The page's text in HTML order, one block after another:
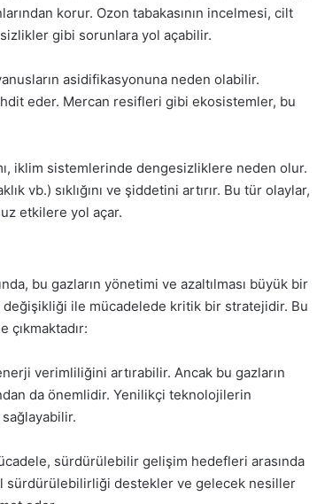
korur. Ozon tabakasının incelmesi, cilt
gibi sorunlara yol açabilir.
asidifikasyonuna neden olabilir.
eder. Mercan resifleri gibi ekosistemler, bu
iklim sistemlerinde dengesizliklere neden olur.
vb.) sıklığını ve şiddetini artırır. Bu tür olaylar,
etkilere yol açar.
bu gazların yönetimi ve azaltılması büyük bir
değişikliği ile mücadelede kritik bir stratejidir. Bu
çıkmaktadır:
verimliliğini artırabilir. Ancak bu gazların
da önemlidir. Yenilikçi teknolojilerin
sağlayabilir.
sürdürülebilir gelişim hedefleri arasında
sürdürülebilirliği destekler ve gelecek nesiller